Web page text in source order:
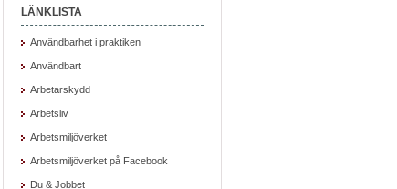
LÄNKLISTA
Användbarhet i praktiken
Användbart
Arbetarskydd
Arbetsliv
Arbetsmiljöverket
Arbetsmiljöverket på Facebook
Du & Jobbet